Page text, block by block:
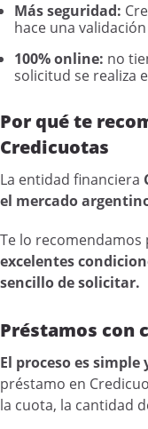
Más seguridad:
hace una
100% online: no
solicitud se realiza
Por qué te
Credicuotas
La entidad financiera
el mercado
Te lo recomendamos
excelentes
sencillo de solicitar.
Préstamos con
El proceso es
préstamo en
la cuota, la cantidad